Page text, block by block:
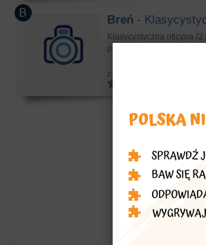
Breń -
Klasycystyczna oficyna (2
poł. XIX w.).
zabytki: zabytkowe budynki